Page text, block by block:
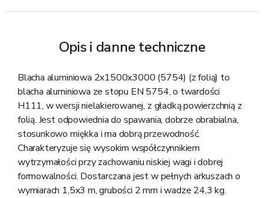
Opis i danne techniczne
Blacha aluminiowa 2x1500x3000 (5754) (z folią) to
blacha aluminiowa ze stopu EN 5754, o twardości
H111, w wersji nielakierowanej, z gładką powierzchnią z
folią. Jest odpowiednia do spawania, dobrze obrabialna,
stosunkowo miękka i ma dobrą przewodność.
Charakteryzuje się wysokim współczynnikiem
wytrzymałości przy zachowaniu niskiej wagi i dobrej
formowalności. Dostarczana jest w pełnych arkuszach o
wymiarach 1,5x3 m, grubości 2 mm i wadze 24,3 kg.